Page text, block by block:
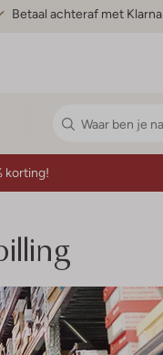
Betaal achteraf met Klarna
korting!